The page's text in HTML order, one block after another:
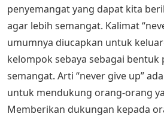
penyemangat yang dapat kita
agar lebih semangat. Kalimat
umumnya diucapkan untuk
kelompok sebaya sebagai bentuk
semangat. Arti “never give up”
untuk mendukung orang-orang
Memberikan dukungan kepada